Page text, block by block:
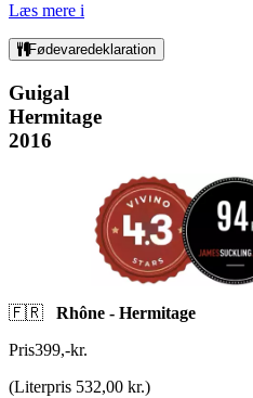
Læs mere i
Fødevaredeklaration
Guigal
Hermitage
2016
🇫🇷 Rhône - Hermitage
Pris399,-kr.
(Literpris 532,00 kr.)